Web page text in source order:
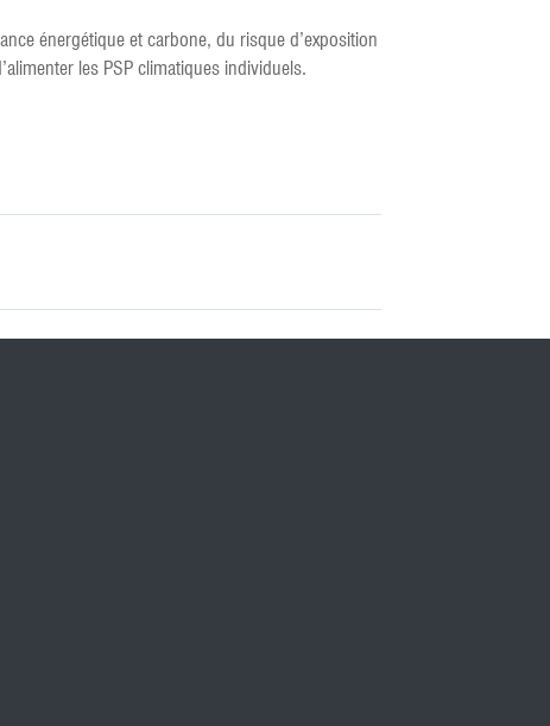
énergétique et carbone, du risque d’exposition
les PSP climatiques individuels.